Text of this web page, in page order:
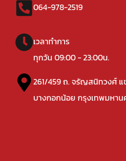
064-978-2519
เวลาทำการ
ทุกวัน 09:00 - 23:00น.
261/459 ถ. จรัญสนิทวงศ์ แ
บางกอกน้อย กรุงเทพมหาน